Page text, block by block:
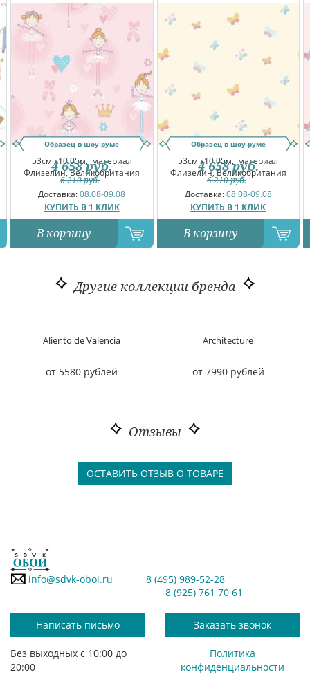
Образец в шоу-руме
53см x10.05м, материал
Флизелин, Великобритания
Доставка:08.08-09.08
КУПИТЬ В 1 КЛИК
6 210руб.
4 658 руб.
В корзину
Образец в шоу-руме
53см x10.05м, материал
Флизелин, Великобритания
Доставка:08.08-09.08
КУПИТЬ В 1 КЛИК
6 210руб.
4 658 руб.
В корзину
Другие коллекции бренда
Aliento de Valencia
от 5580 рублей
Architecture
от 7990 рублей
Отзывы
ОСТАВИТЬ ОТЗЫВ О ТОВАРЕ
info@sdvk-oboi.ru
8 (495) 989-52-28
8 (925) 761 70 61
Написать письмо Заказать звонок
Без выходных с 10:00 до
20:00
Политика
конфиденциальности